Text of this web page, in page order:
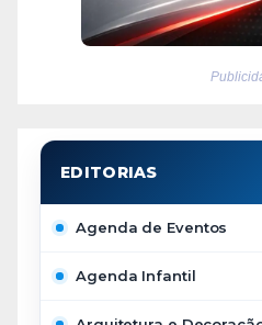
Agenda de Eventos
Agenda Infantil